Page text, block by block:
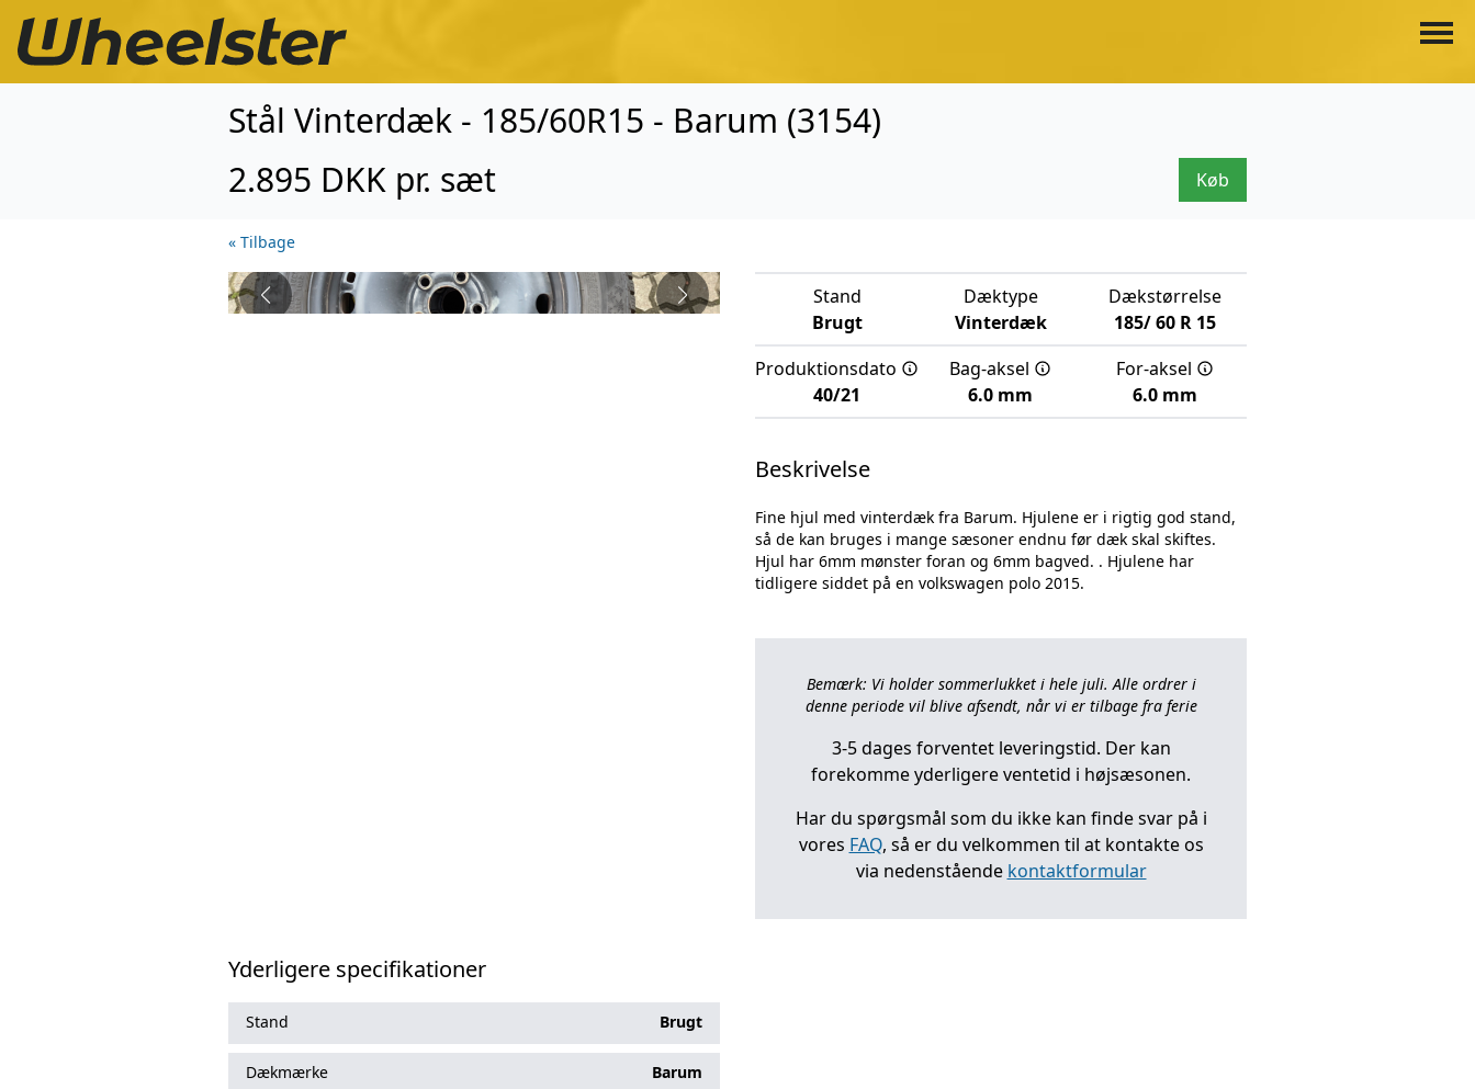
Stål Vinterdæk - 185/60R15 - Barum (3154)
2.895 DKK pr. sæt
Køb
« Tilbage
Stand
Brugt
Dæktype
Vinterdæk
Dækstørrelse
185/60 R 15
Produktionsdato
40/21
Bag-aksel
6.0 mm
For-aksel
6.0 mm
Beskrivelse
Fine hjul med vinterdæk fra Barum. Hjulene er i rigtig god stand,
så de kan bruges i mange sæsoner endnu før dæk skal skiftes.
Hjul har 6mm mønster foran og 6mm bagved. . Hjulene har
Bemærk: Vi holder sommerlukket i hele juli. Alle ordrer i
denne periode vil blive afsendt, når vi er tilbage fra ferie
3-5 dages forventet leveringstid. Der kan
forekomme yderligere ventetid i højsæsonen.
Har du spørgsmål som du ikke kan finde svar på i
vores FAQ, så er du velkommen til at kontakte os
via nedenstående kontaktformular
Yderligere specifikationer
Stand Brugt
Dækmærke Barum